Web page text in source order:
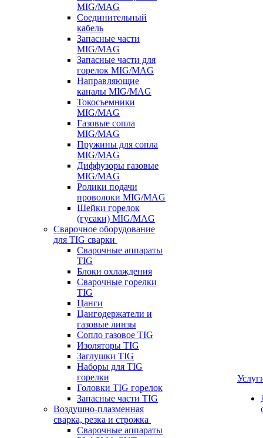
MIG/MAG
Соединительный
кабель
Запасные части
MIG/MAG
Запасные части для
горелок MIG/MAG
Направляющие
каналы MIG/MAG
Токосъемники
MIG/MAG
Газовые сопла
MIG/MAG
Пружины для сопла
MIG/MAG
Диффузоры газовые
MIG/MAG
Ролики подачи
проволоки MIG/MAG
Шейки горелок
(гусаки) MIG/MAG
Сварочное оборудование
для TIG сварки
Сварочные аппараты
TIG
Блоки охлаждения
Сварочные горелки
TIG
Цанги
Цангодержатели и
газовые линзы
Сопло газовое TIG
Изоляторы TIG
Заглушки TIG
Наборы для TIG
горелки
Головки TIG горелок
Запасные части TIG
Воздушно-плазменная
сварка, резка и строжка
Сварочные аппараты